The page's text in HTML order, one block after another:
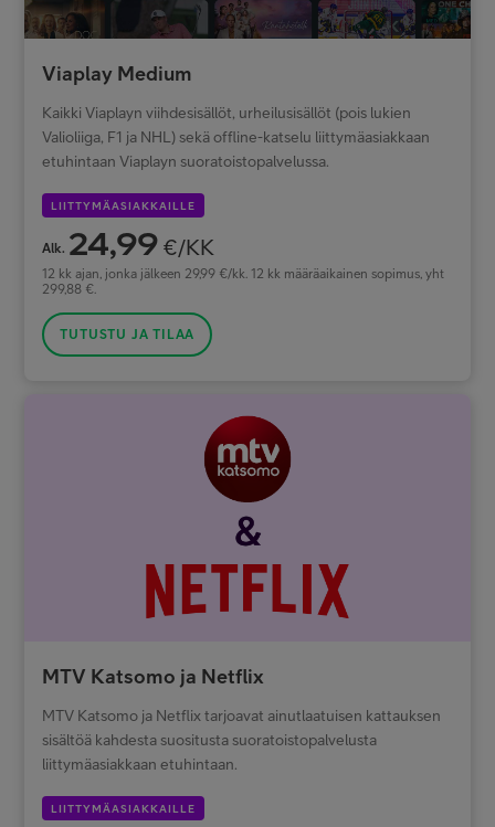
Viaplay Medium
Kaikki Viaplayn viihdesisällöt, urheilusisällöt (pois lukien
Valioliiga, F1 ja NHL) sekä offline-katselu liittymäasiakkaan
etuhintaan Viaplayn suoratoistopalvelussa.
LIITTYMÄASIAKKAILLE
Alk. 24,99 €/KK
12 kk ajan, jonka jälkeen 29,99 €/kk. 12 kk määräaikainen sopimus, yht
299,88 €.
TUTUSTU JA TILAA
MTV Katsomo ja Netflix
MTV Katsomo ja Netflix tarjoavat ainutlaatuisen kattauksen
sisältöä kahdesta suositusta suoratoistopalvelusta
liittymäasiakkaan etuhintaan.
LIITTYMÄASIAKKAILLE